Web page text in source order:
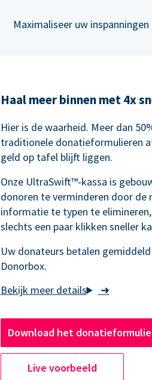
Maximaliseer uw
Haal meer binnen met 4x
➜
Hier is de waarheid. Meer dan
traditionele donatieformulieren
geld op tafel blijft liggen.
Onze UltraSwift™-kassa is
donoren te verminderen door de
informatie te typen te
slechts een paar klikken sneller
Uw donateurs betalen
Donorbox.
Download het
Live voorbeeld